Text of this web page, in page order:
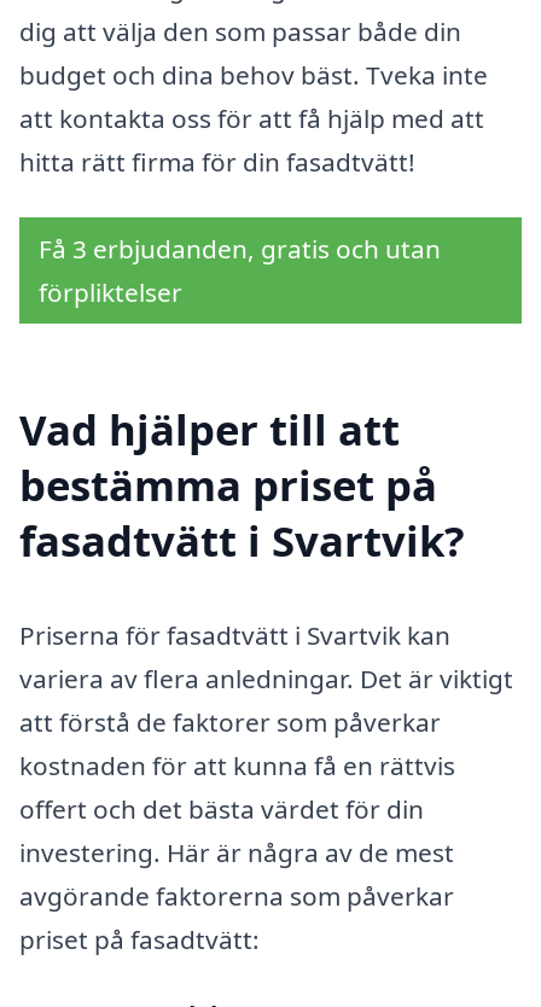
dig att välja den som passar både din
budget och dina behov bäst. Tveka inte
att kontakta oss för att få hjälp med att
hitta rätt firma för din fasadtvätt!
Få 3 erbjudanden, gratis och utan
förpliktelser
Vad hjälper till att
bestämma priset på
fasadtvätt i Svartvik?
Priserna för fasadtvätt i Svartvik kan
variera av flera anledningar. Det är viktigt
att förstå de faktorer som påverkar
kostnaden för att kunna få en rättvis
offert och det bästa värdet för din
investering. Här är några av de mest
avgörande faktorerna som påverkar
priset på fasadtvätt: